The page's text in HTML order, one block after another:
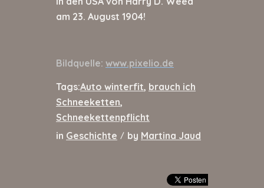
am 23. August 1904!
Bildquelle: www.pixelio.de
Tags:Auto winterfit, brauch ich
Schneeketten,
Schneekettenpflicht
in Geschichte / by Martina Jaud